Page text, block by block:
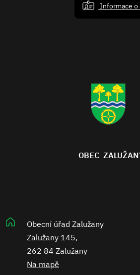
Informace o
OBEC
Obecní úřad Zalužany
Zalužany 145,
262 84 Zalužany
Na mapě